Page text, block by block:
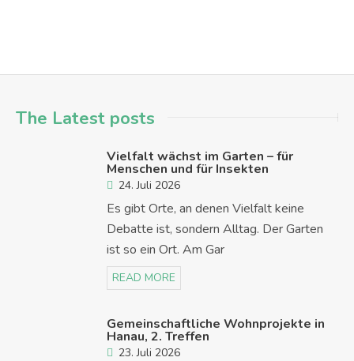
The Latest posts
Vielfalt wächst im Garten – für
Menschen und für Insekten
24. Juli 2026
Es gibt Orte, an denen Vielfalt keine
Debatte ist, sondern Alltag. Der Garten
ist so ein Ort. Am Gar
READ MORE
Gemeinschaftliche Wohnprojekte in
Hanau, 2. Treffen
23. Juli 2026